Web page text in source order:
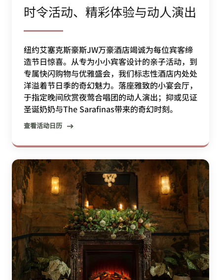
时令活动、精彩体验与动人演出
纽约艾塞克斯豪斯JW万豪酒店竭诚为每位宾客缔
造节日惊喜。从专为小小宾客设计的亲子活动，到
专属快闪购物与优雅盛会，我们标志性酒店内处处
洋溢着节日季的奇幻魅力。落座雅致的小宴会厅，
于指定晚间欣赏夜莺合唱团的动人演出；抑或见证
圣诞奶奶与The Sarafinas带来的奇幻时刻。
查看活动日历